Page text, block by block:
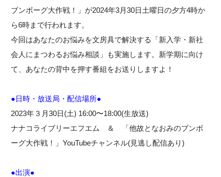
ブンボーグ大作戦！」が2024年3月30日土曜日の夕方4時か
ら6時まで行われます。
今回はあなたのお悩みを文房具で解決する「新入学・新社
会人にまつわるお悩み相談」も実施します。新学期に向け
て、あなたの背中を押す番組をお送りしますよ！
●日時・放送局・配信場所●
2023年３月30日(土) 16:00〜18:00(生放送)
ナナコライブリーエフエム ＆ 「他故となおみのブンボ
ーグ大作戦！」YouTubeチャンネル(見逃し配信あり)
●出演●